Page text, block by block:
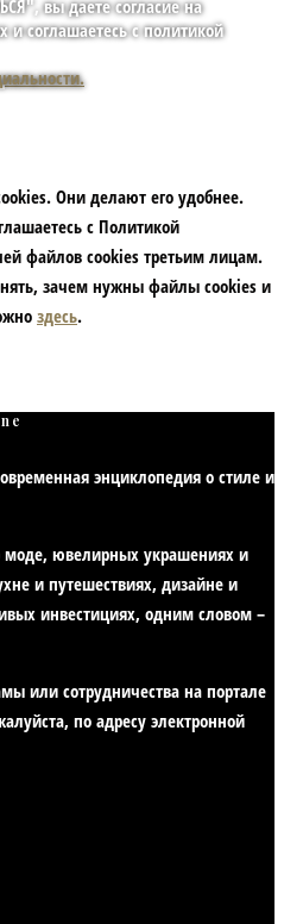
вы даете согласие на
и соглашаетесь с политикой
Они делают его удобнее.
с Политикой
файлов cookies третьим лицам.
зачем нужны файлы сookies и
здесь.
энциклопедия о стиле и
моде, ювелирных украшениях и
и путешествиях, дизайне и
инвестициях, одним словом –
или сотрудничества на портале
по адресу электронной